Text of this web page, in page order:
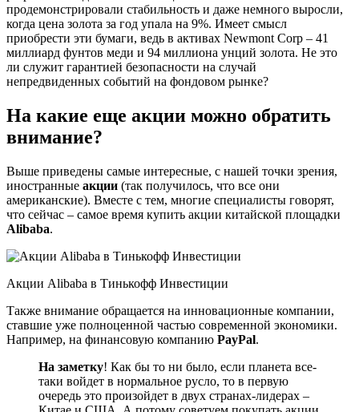
продемонстрировали стабильность и даже немного выросли,
когда цена золота за год упала на 9%. Имеет смысл
приобрести эти бумаги, ведь в активах Newmont Corp – 41
миллиард фунтов меди и 94 миллиона унций золота. Не это
ли служит гарантией безопасности на случай
непредвиденных событий на фондовом рынке?
На какие еще акции можно обратить
внимание?
Выше приведены самые интересные, с нашей точки зрения,
иностранные акции (так получилось, что все они
американские). Вместе с тем, многие специалисты говорят,
что сейчас – самое время купить акции китайской площадки
Alibaba.
Акции Alibaba в Тинькофф Инвестиции
Также внимание обращается на инновационные компании,
ставшие уже полноценной частью современной экономики.
Например, на финансовую компанию PayPal.
На заметку! Как бы то ни было, если планета все-
таки войдет в нормальное русло, то в первую
очередь это произойдет в двух странах-лидерах –